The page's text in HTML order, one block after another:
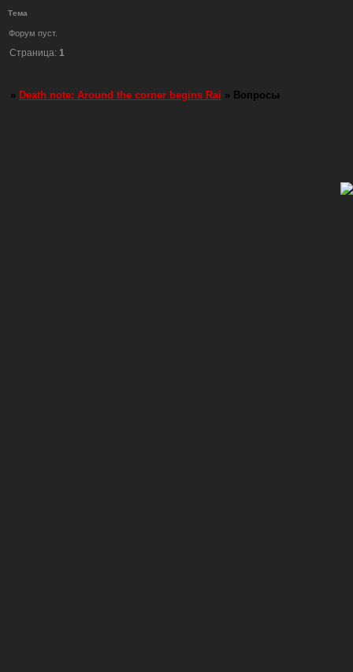
Тема
Форум пуст.
Страница:1
» Death note: Around the corner begins Rai » Вопросы